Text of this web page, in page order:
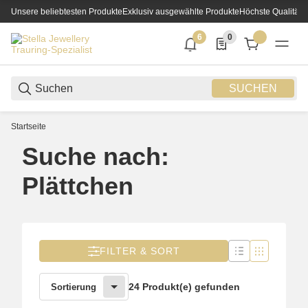
Unsere beliebtesten ProdukteExklusiv ausgewählte ProdukteHöchste Qualität
SUCHEN
6
6 neue Notifizierungen
0
0 Produkte in der
Startseite
Suche nach:
Plättchen
FILTER & SORT
Sortierung 24 Produkt(e) gefunden